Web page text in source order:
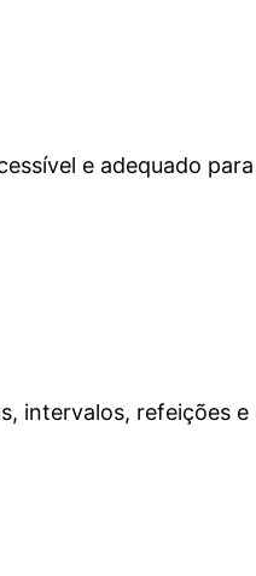
e adequado
intervalos, refeições